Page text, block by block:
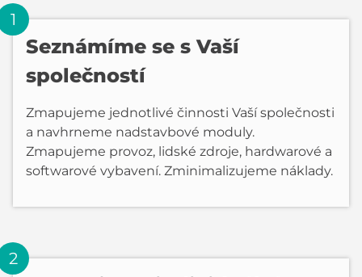
Seznámíme se s Vaší
společností
Zmapujeme jednotlivé činnosti Vaší společnosti
a navhrneme nadstavbové moduly.
Zmapujeme provoz, lidské zdroje, hardwarové a
softwarové vybavení. Zminimalizujeme náklady.